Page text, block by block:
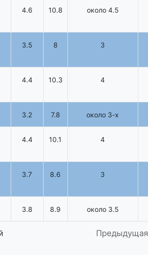
4.6 10.8 около 4.5
3.5 8 3
4.4 10.3 4
3.2 7.8 около 3-х
4.4 10.1 4
3.7 8.6 3
3.8 8.9 около 3.5
Предыдущая